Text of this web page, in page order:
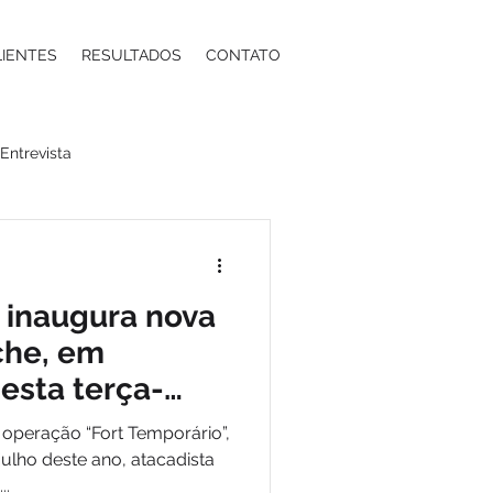
RESULTADOS CONTATO
Entrevista
Estéticos
nova
em
terça-
“Fort Temporário”,
deste ano, atacadista